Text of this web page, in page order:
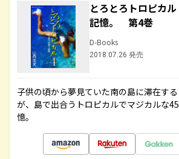
とろとろトロピカ
記憶。 第4巻
D-Books
2018.07.26 発売
子供の頃から夢見ていた南の島に滞在す
が、島で出合うトロピカルでマジカルな
憶。